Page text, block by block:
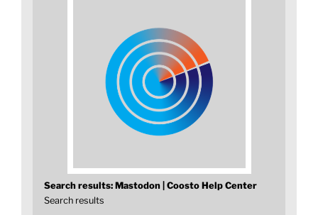
Search results: Mastodon | Coosto Help Center
Search results